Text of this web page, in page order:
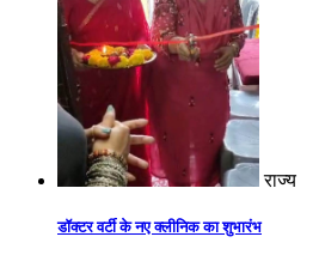
राज्य
डॉक्टर वर्टी के नए क्लीनिक का शुभारंभ